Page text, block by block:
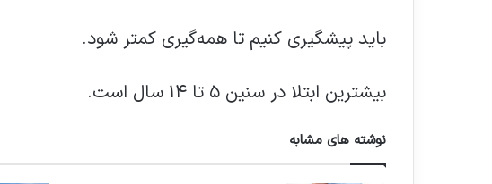
باید پیشگیری کنیم تا همه‌گیری کمتر شود.
بیشترین ابتلا در سنین ۵ تا ۱۴ سال است.
نوشته های مشابه